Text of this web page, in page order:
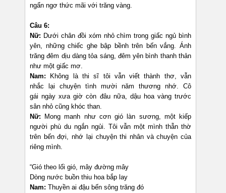
ngẩn ngơ thức mãi với trăng vàng.
Câu 6:
Nữ: Dưới chân đồi xóm nhỏ chìm trong giấc ngủ bình
yên, những chiếc ghe bập bềnh trên bến vắng. Ánh
trăng đêm dịu dàng tỏa sáng, đêm yên bình thanh thản
như một giấc mơ.
Nam:
Không là thi sĩ tôi vẫn viết thành thơ, vẫn
nhắc lại chuyện tình mười năm thương nhớ. Cô
gái ngày xưa giờ còn đâu nữa, dậu hoa vàng trước
sân nhỏ cũng khóc than.
Nữ:
Mong manh như cơn gió làn sương, một kiếp
người phù du ngắn ngủi. Tôi vẫn một mình thẫn thờ
trên bến đợi, nhớ lại chuyện thi nhân và chuyện của
riêng mình.
“Gió theo lối gió, mây đường mây
Dòng nước buồn thiu hoa bắp lay
Nam: Thuyền ai đậu bến sông trăng đó